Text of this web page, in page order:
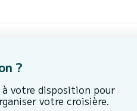
?
votre disposition pour
votre croisière.